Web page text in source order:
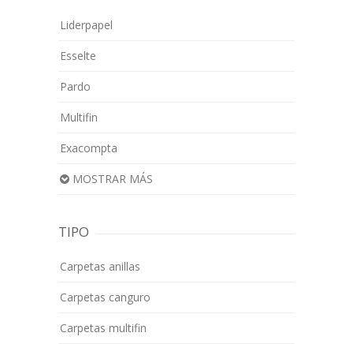
Liderpapel
Esselte
Pardo
Multifin
Exacompta
MOSTRAR MÁS
TIPO
Carpetas anillas
Carpetas canguro
Carpetas multifin